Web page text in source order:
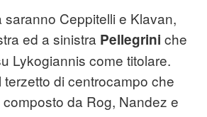
saranno Ceppitelli e Klavan,
ed a sinistra Pellegrini che
Lykogiannis come titolare.
di centrocampo che
da Rog, Nandez e